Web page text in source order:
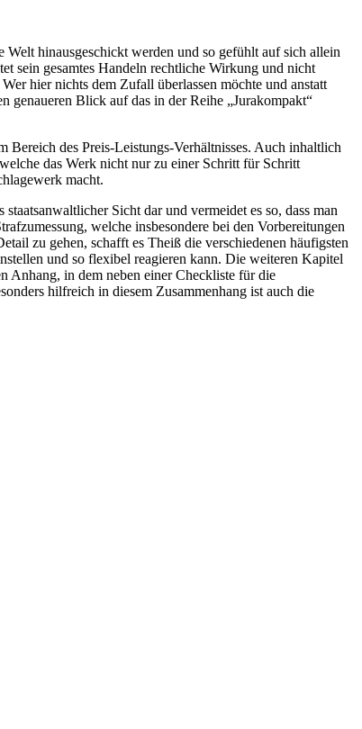
Welt hinausgeschickt werden und so gefühlt auf sich allein
sein gesamtes Handeln rechtliche Wirkung und nicht
hier nichts dem Zufall überlassen möchte und anstatt
genaueren Blick auf das in der Reihe „Jurakompakt“
des Preis-Leistungs-Verhältnisses. Auch inhaltlich
das Werk nicht nur zu einer Schritt für Schritt
macht.
Sicht dar und vermeidet es so, dass man
welche insbesondere bei den Vorbereitungen
zu gehen, schafft es Theiß die verschiedenen häufigsten
und so flexibel reagieren kann. Die weiteren Kapitel
Anhang, in dem neben einer Checkliste für die
hilfreich in diesem Zusammenhang ist auch die